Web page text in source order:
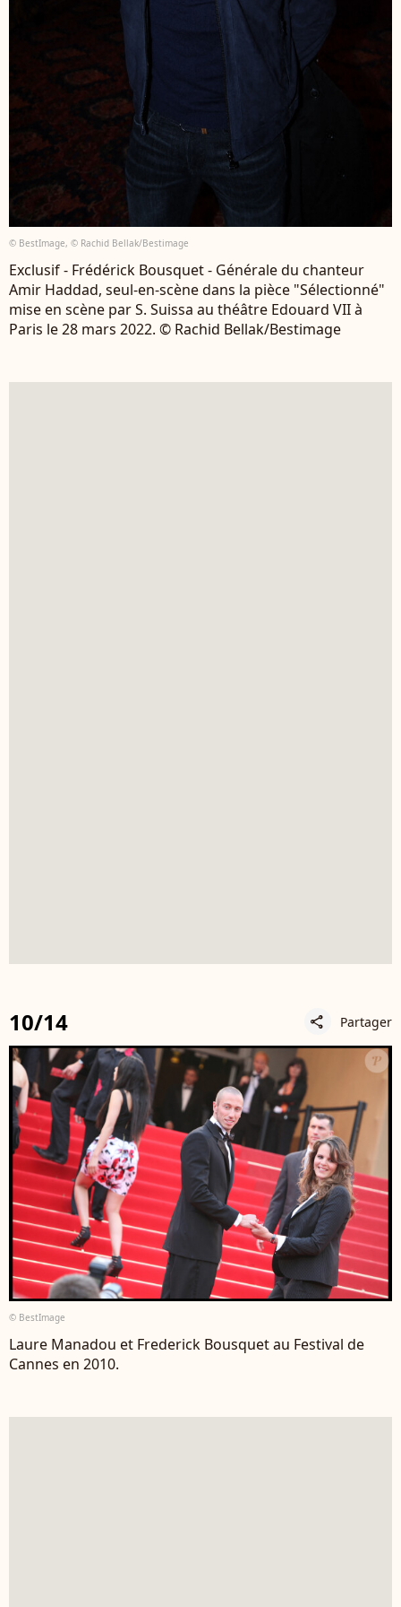
© BestImage, © Rachid Bellak/Bestimage
Exclusif - Frédérick Bousquet - Générale du chanteur
Amir Haddad, seul-en-scène dans la pièce "Sélectionné"
mise en scène par S. Suissa au théâtre Edouard VII à
Paris le 28 mars 2022. © Rachid Bellak/Bestimage
10/14 share Partager
© BestImage
Laure Manadou et Frederick Bousquet au Festival de
Cannes en 2010.